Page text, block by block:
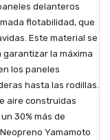
delanteros
flotabilidad, que
Este material se
la máxima
los paneles
hasta las rodillas.
aire construidas
30% más de
Yamamoto